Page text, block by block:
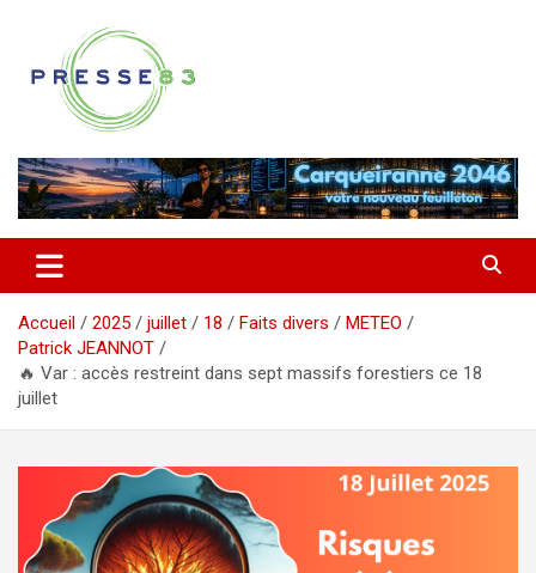
contenu
Presse 83
Accueil 2025 juillet 18 Faits divers
METEO
Patrick JEANNOT
🔥 Var : accès restreint dans sept massifs forestiers ce 18
juillet